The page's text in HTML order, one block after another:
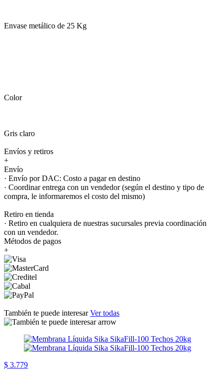
Envase metálico de 25 Kg
Color
Gris claro
Envíos y retiros
+
Envío
· Envío por DAC: Costo a pagar en destino
· Coordinar entrega con un vendedor (según el destino y tipo de
compra, le informaremos el costo del mismo)
Retiro en tienda
· Retiro en cualquiera de nuestras sucursales previa coordinación
con un vendedor.
Métodos de pagos
+
También te puede interesarVer todas
$ 3.779